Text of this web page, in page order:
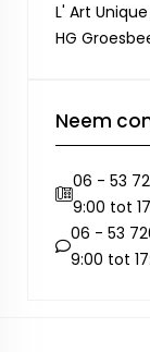
L' Art
HG
Neem
06 - 53
9:00 tot
06 - 53
9:00 tot